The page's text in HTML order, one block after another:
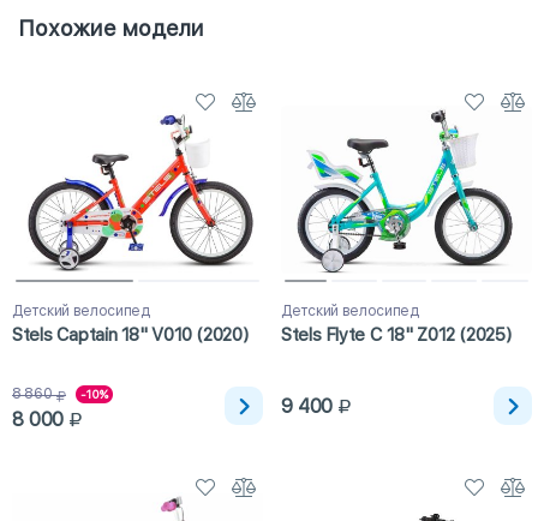
Похожие модели
Детский велосипед
Stels Captain 18" V010 (2020)
8 860 -10%
8 000
Детский велосипед
Stels Flyte C 18" Z012 (2025)
9 400